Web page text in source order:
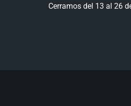
Cerramos del 13 al 26